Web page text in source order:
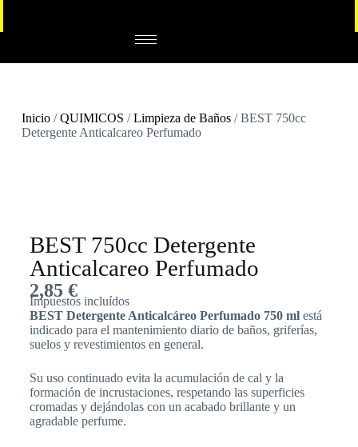
Inicio/QUIMICOS /Limpieza de Baños/ BEST 750cc
Detergente Anticalcareo Perfumado
BEST 750cc Detergente
Anticalcareo Perfumado
2,85 €
Impuestos incluídos
BEST Detergente Anticalcáreo Perfumado 750 mlestá
indicado para el mantenimiento diario de baños, griferías,
suelos y revestimientos en general.
Su uso continuado evita la acumulación de cal y la
formación de incrustaciones, respetando las superficies
cromadas y dejándolas con un acabado brillante y un
agradable perfume.